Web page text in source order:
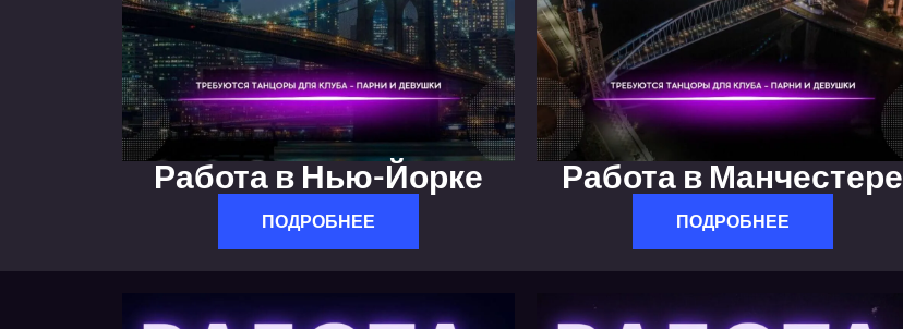
Работа в Нью-Йорке
ПОДРОБНЕЕ
Работа в Манчестере
ПОДРОБНЕЕ